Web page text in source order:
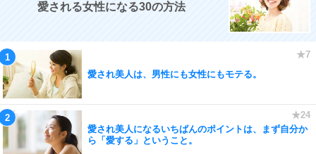
愛される女性になる30の方法
愛され美人は、男性にも女性にもモテる。
愛され美人になるいちばんのポイントは、まず自分か
ら「愛する」ということ。